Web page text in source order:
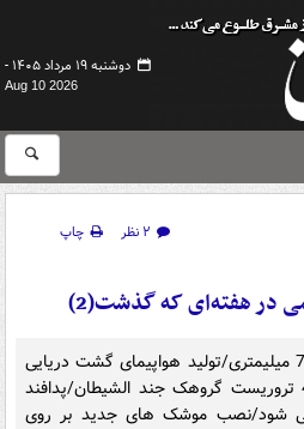
دوشنبه ۱۹ مرداد ۱۴۰۵ -
Aug 10 2026
۲ نظر
چاپ
در هفته‌ای که گذشت(2)
آغاز توليد انبوه راكت ضدزره 73 ميليمتری/تولید هواپیمای گشت دریایی
توسط وزارت دفاع/دستگیری 4 تروریست گروهک جند الشیطان/پدافند
می شود/نصب موشک های جدید بر روی